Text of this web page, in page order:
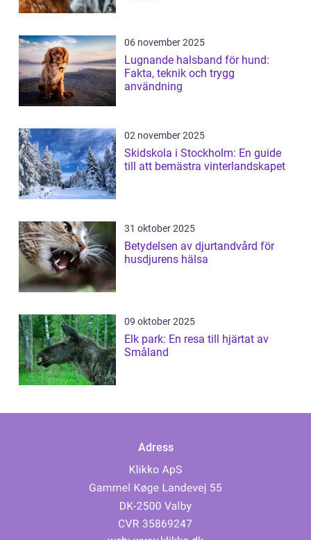
06 november 2025
Lugnande halsband för hund:
Fakta, teknik och trygg
användning
02 november 2025
Skidskola i Stockholm: En guide
till att bemästra vinterlandskapet
31 oktober 2025
Betydelsen av djurtandvård för
husdjurens hälsa
09 oktober 2025
Elk park: En resa till hjärtat av
Småland
Adress